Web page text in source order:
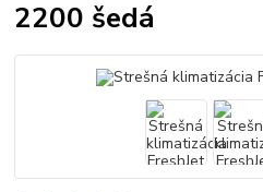
2200 šedá